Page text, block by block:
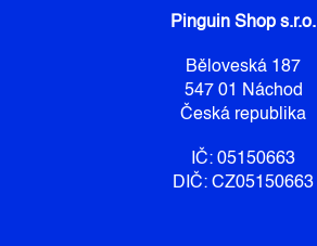
K
V
Ý
P
I
U
Pinguin Shop s.r.o.
Běloveská 187
547 01 Náchod
Česká republika
IČ: 05150663
DIČ: CZ05150663